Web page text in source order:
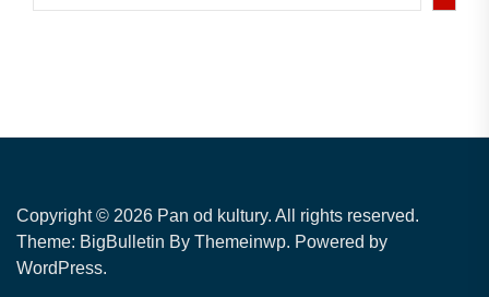
Copyright © 2026 Pan od kultury. All rights reserved.
Theme: BigBulletin By Themeinwp. Powered by
WordPress.